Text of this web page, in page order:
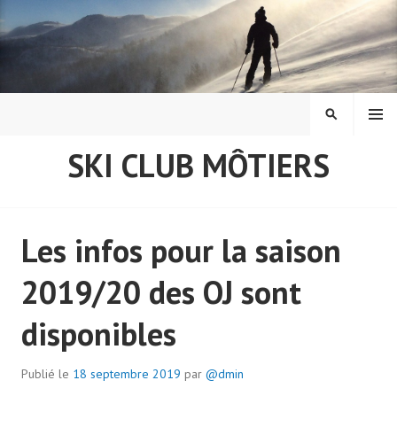
au
SKI CLUB MÔTIERS
MENU
News
Les infos pour la saison
2019/20 des OJ sont
disponibles
Publié le 18 septembre 2019 par @dmin